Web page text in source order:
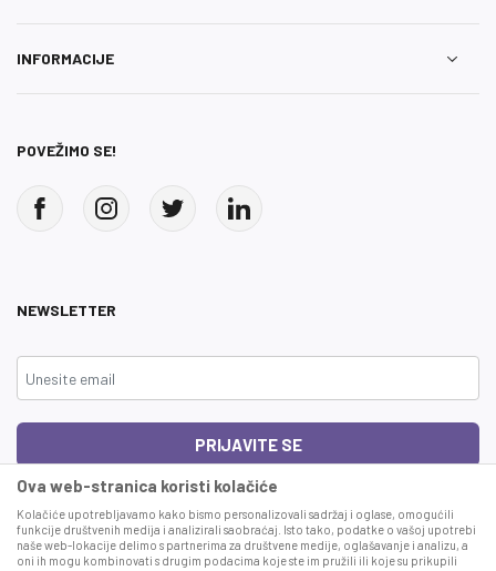
INFORMACIJE
POVEŽIMO SE!
NEWSLETTER
PRIJAVITE SE
This site is protected by reCAPTCHA and the GooglePrivacy Policy andTerms
Ova web-stranica koristi kolačiće
Kolačiće upotrebljavamo kako bismo personalizovali sadržaj i oglase, omogućili
funkcije društvenih medija i analizirali saobraćaj. Isto tako, podatke o vašoj upotrebi
naše web-lokacije delimo s partnerima za društvene medije, oglašavanje i analizu, a
oni ih mogu kombinovati s drugim podacima koje ste im pružili ili koje su prikupili